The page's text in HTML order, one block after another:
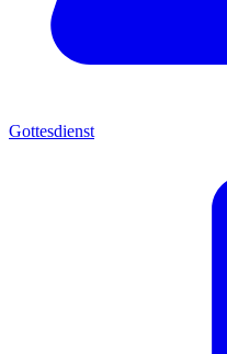
Gottesdienst